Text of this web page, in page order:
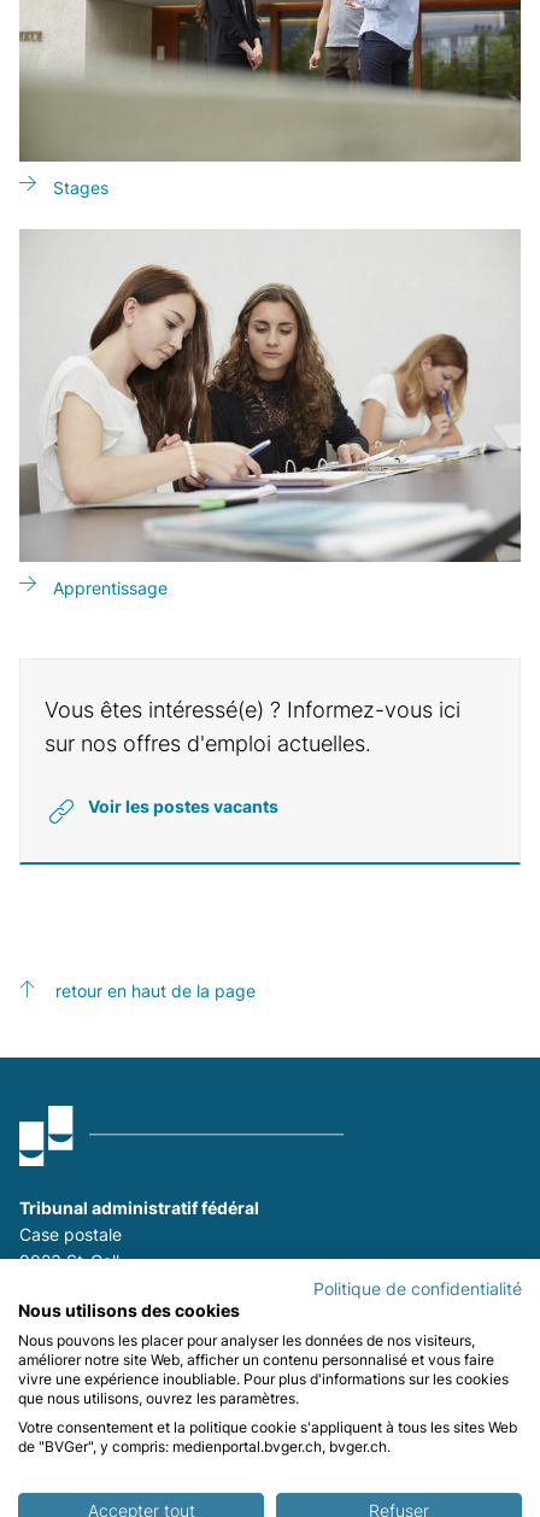
Stages
Apprentissage
Vous êtes intéressé(e) ? Informez-vous ici
sur nos offres d'emploi actuelles.
Voir les postes vacants
retour en haut de la page
Tribunal administratif fédéral
Case postale
9023 St-Gall
F+41 (0)58 465 29 80
Se tenir informé :
Impressum Protection des données
Politique de confidentialité
Nous utilisons des cookies
Nous pouvons les placer pour analyser les données de nos visiteurs,
améliorer notre site Web, afficher un contenu personnalisé et vous faire
vivre une expérience inoubliable. Pour plus d'informations sur les cookies
que nous utilisons, ouvrez les paramètres.
Votre consentement et la politique cookie s'appliquent à tous les sites Web
de "BVGer", y compris: medienportal.bvger.ch, bvger.ch.
Accepter tout Refuser